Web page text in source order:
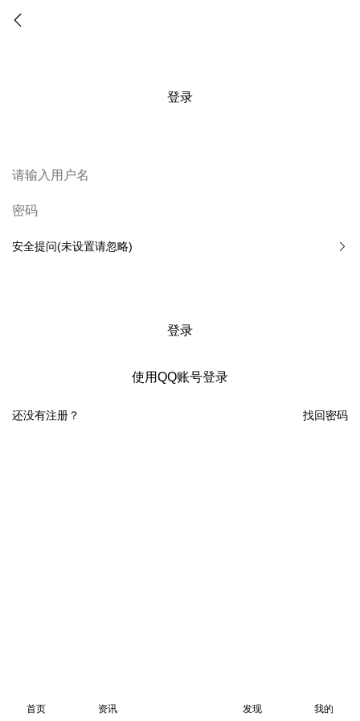
登录
安全提问(未设置请忽略)
登录
使用QQ账号登录
找回密码
还没有注册？
首页 资讯 发现 我的